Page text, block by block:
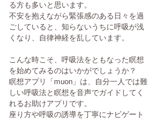
る方も多いと思います。
不安を抱えながら緊張感のある日々を過
ごしていると、知らないうちに呼吸が浅
くなり、自律神経を乱しています。
こんな時こそ、呼吸法をともなった瞑想
を始めてみるのはいかがでしょうか？
瞑想アプリ「muon」は、自分一人では難
しい呼吸法と瞑想を音声でガイドしてく
れるお助けアプリです。
座り方や呼吸の誘導を丁寧にナビゲート